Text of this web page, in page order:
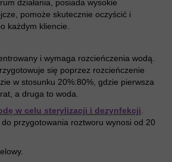
działania, posiada wysokie
pomoże skutecznie oczyścić i
każdym kliencie.
i wymaga rozcieńczenia wodą.
się poprzez rozcieńczenie
w stosunku 20%:80%, gdzie pierwsza
a druga to woda.
w celu sterylizacji i dezynfekcji.
przygotowania roztworu wynosi od 20